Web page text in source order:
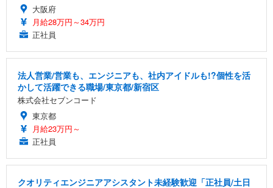
大阪府
月給28万円～34万円
正社員
法人営業/営業も、エンジニアも、社内アイドルも!?個性を活
かして活躍できる職場/東京都/新宿区
株式会社セブンコード
東京都
月給23万円～
正社員
クオリティエンジニアアシスタント未経験歓迎「正社員/土日